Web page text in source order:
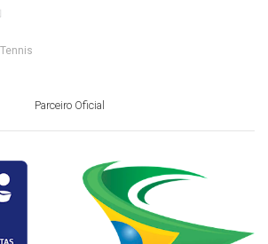
Parceiro Oficial